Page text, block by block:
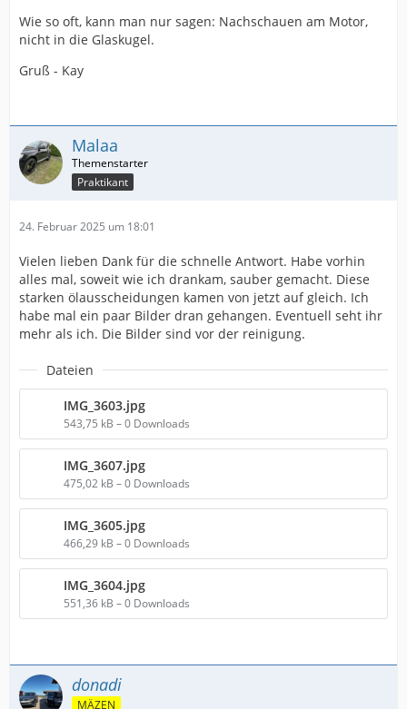
Wie so oft, kann man nur sagen: Nachschauen am Motor,
nicht in die Glaskugel.
Gruß - Kay
Malaa
Praktikant
24. Februar 2025 um 18:01
Vielen lieben Dank für die schnelle Antwort. Habe vorhin
alles mal, soweit wie ich drankam, sauber gemacht. Diese
starken ölausscheidungen kamen von jetzt auf gleich. Ich
habe mal ein paar Bilder dran gehangen. Eventuell seht ihr
mehr als ich. Die Bilder sind vor der reinigung.
Dateien
IMG_3603.jpg
543,75 kB – 0 Downloads
IMG_3607.jpg
475,02 kB – 0 Downloads
IMG_3605.jpg
466,29 kB – 0 Downloads
IMG_3604.jpg
551,36 kB – 0 Downloads
donadi
MÄZEN